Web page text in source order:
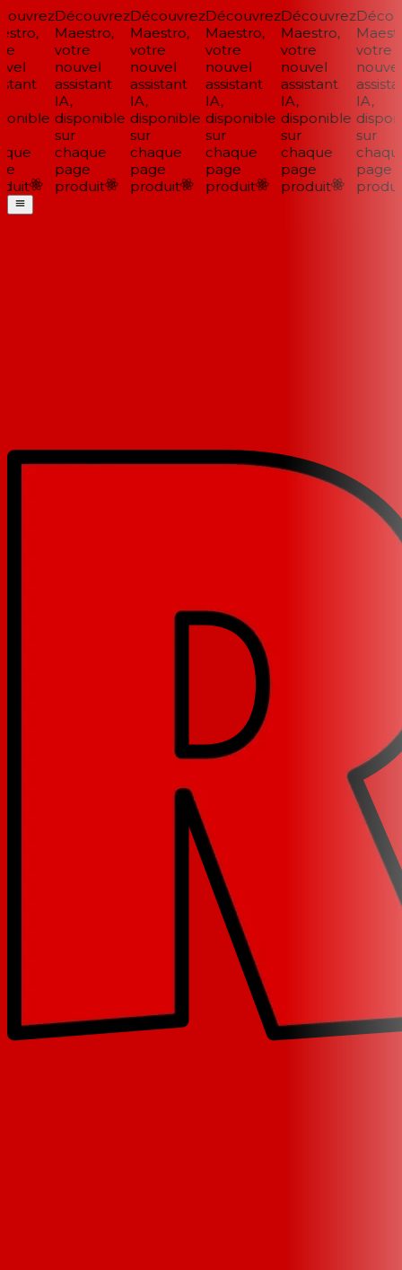
Découvrez
Maestro,
votre
nouvel
assistant
IA,
disponible
sur
chaque
page
produit
Découvrez
Maestro,
votre
nouvel
assistant
IA,
disponible
sur
chaque
page
produit
Découvrez
Maestro,
votre
nouvel
assistant
IA,
disponible
sur
chaque
page
produit
Découvrez
Maestro,
votre
nouvel
assistant
IA,
disponible
sur
chaque
page
produit
votre
nouvel
IA,
sur
chaque
page
produit